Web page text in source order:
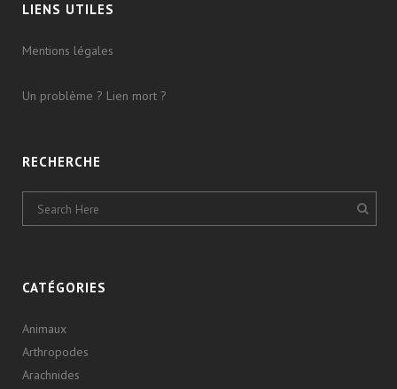
LIENS UTILES
Mentions légales
Un problème ? Lien mort ?
RECHERCHE
CATÉGORIES
Animaux
Arthropodes
Arachnides